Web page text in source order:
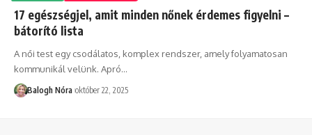
17 egészségjel, amit minden nőnek érdemes figyelni –
bátorító lista
A női test egy csodálatos, komplex rendszer, amely folyamatosan
kommunikál velünk. Apró…
Balogh Nóra október 22, 2025